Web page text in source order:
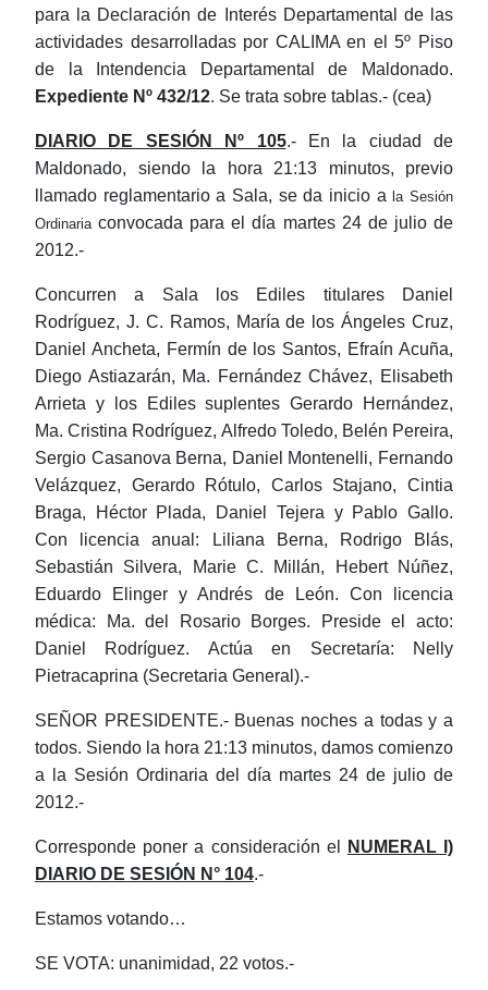
para la Declaración de Interés Departamental de las
actividades desarrolladas por CALIMA en el 5º Piso
de la Intendencia Departamental de Maldonado.
Expediente Nº 432/12. Se trata sobre tablas.- (cea)
DIARIO DE SESIÓN Nº 105.- En la ciudad de
Maldonado, siendo la hora 21:13 minutos, previo
llamado reglamentario a Sala, se da inicio ala Sesión
Ordinaria convocada para el día martes 24 de julio de
2012.-
Concurren a Sala los Ediles titulares Daniel
Rodríguez, J. C. Ramos, María de los Ángeles Cruz,
Daniel Ancheta, Fermín de los Santos, Efraín Acuña,
Diego Astiazarán, Ma. Fernández Chávez, Elisabeth
Arrieta y los Ediles suplentes Gerardo Hernández,
Ma. Cristina Rodríguez, Alfredo Toledo, Belén Pereira,
Sergio Casanova Berna, Daniel Montenelli, Fernando
Velázquez, Gerardo Rótulo, Carlos Stajano, Cintia
Braga, Héctor Plada, Daniel Tejera y Pablo Gallo.
Con licencia anual : Liliana Berna, Rodrigo Blás,
Sebastián Silvera, Marie C. Millán, Hebert Núñez,
Eduardo Elinger y Andrés de León. Con licencia
médica: Ma. del Rosario Borges. Preside el acto:
Daniel Rodríguez. Actúa en Secretaría: Nelly
Pietracaprina (Secretaria General).-
SEÑOR PRESIDENTE.- Buenas noches a todas y a
todos. Siendo la hora 21:13 minutos, damos comienzo
a la Sesión Ordinaria del día martes 24 de julio de
2012.-
Corresponde poner a consideración el
NUMERAL I)
DIARIO DE SESIÓN N° 104.-
Estamos votando…
SE VOTA: unanimidad, 22 votos.-